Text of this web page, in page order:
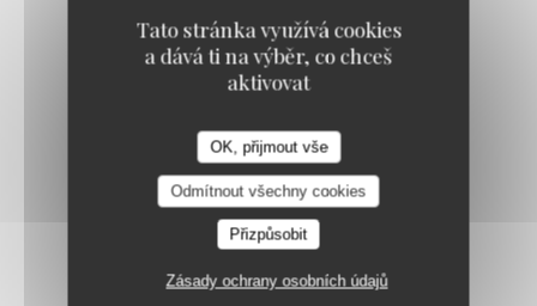
Tato stránka využívá cookies
a dává ti na výběr, co chceš
aktivovat
OK, přijmout vše
Odmítnout všechny cookies
Přizpůsobit
Zásady ochrany osobních údajů
BOURGOGNE CHARDONNAY
6,90 EUR
15 cl
29,80 EUR
75 cl
L'Estival